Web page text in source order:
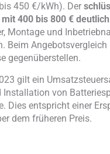
450 €/kWh). Der
400 bis 800 €
Montage und
Beim Angebotsvergleich
gegenüberstellen.
gilt ein
Installation von
Dies entspricht einer
dem früheren Preis.